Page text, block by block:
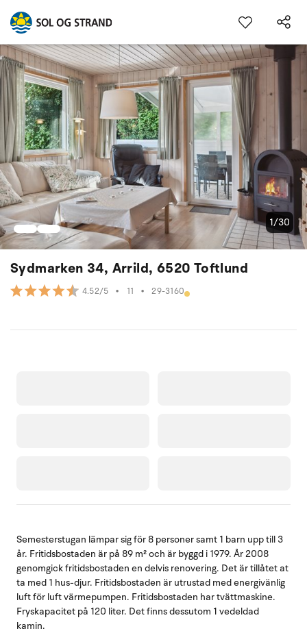
Sydmarken 34, Arrild, 6520 Toftlund
4.52/5 • 11 • 29-3160
1/30
Semesterstugan lämpar sig för 8 personer samt 1 barn upp till 3
år. Fritidsbostaden är på 89 m² och är byggd i 1979. År 2008
genomgick fritidsbostaden en delvis renovering. Det är tillåtet at
ta med 1 hus-djur. Fritidsbostaden är utrustad med energivänlig
luft för luft värmepumpen. Fritidsbostaden har tvättmaskine.
Fryskapacitet på 120 liter. Det finns dessutom 1 vedeldad
kamin.